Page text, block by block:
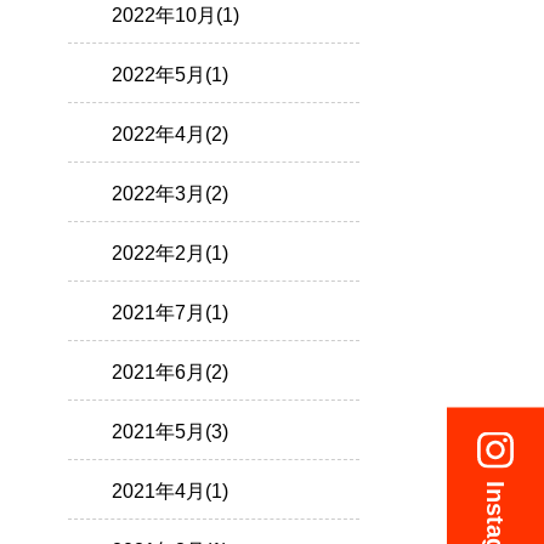
2022年10月(1)
2022年5月(1)
2022年4月(2)
2022年3月(2)
2022年2月(1)
2021年7月(1)
2021年6月(2)
2021年5月(3)
2021年4月(1)